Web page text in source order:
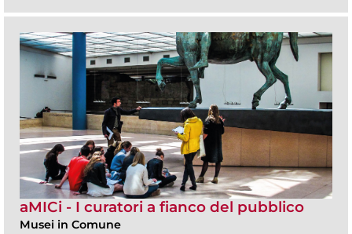
aMICi - I curatori a fianco del pubblico
Musei in Comune